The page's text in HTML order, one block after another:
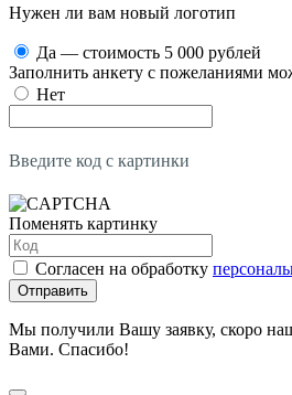
Нужен ли вам новый логотип
Да — стоимость 5 000 рублей
Заполнить анкету с пожеланиями
Нет
Введите код с картинки
Поменять картинку
Согласен на обработку
Отправить
Мы получили Вашу заявку, скоро
Вами. Спасибо!